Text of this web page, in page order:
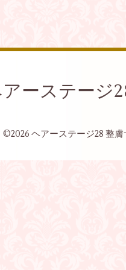
ーステージ
©2026 ヘアーステージ28 整